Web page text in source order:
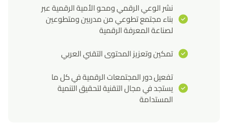
نشر الوعي الرقمي ومحو الأمية الرقمية عبر
بناء مجتمع تطوعي من مدربين ومتطوعين
لصناعة المعرفة الرقمية
تمكين وتعزيز المحتوى التقني العربي
تفعيل دور المجتمعات الرقمية في كل ما
يستجد في مجال التقنية لتحقيق التنمية
المستدامة